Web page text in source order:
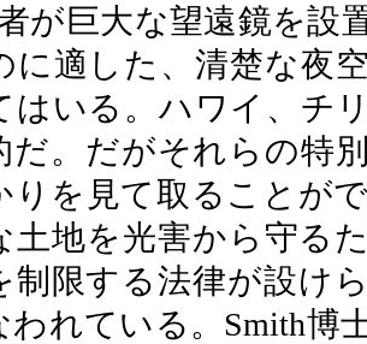
が巨大な望遠鏡を設
に適した、清楚な夜
はいる。ハワイ、チ
だ。だがそれらの特
りを見て取ることが
土地を光害から守る
制限する法律が設け
われている。Smith博